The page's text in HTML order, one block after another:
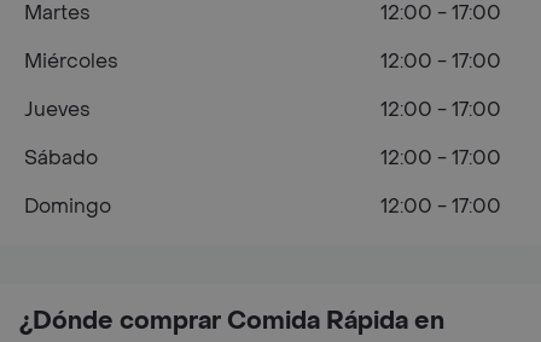
¿Dónde comprar Comida Rápida en
Martes
12:00 - 17:00
Miércoles
12:00 - 17:00
Jueves
12:00 - 17:00
Sábado
12:00 - 17:00
Domingo
12:00 - 17:00